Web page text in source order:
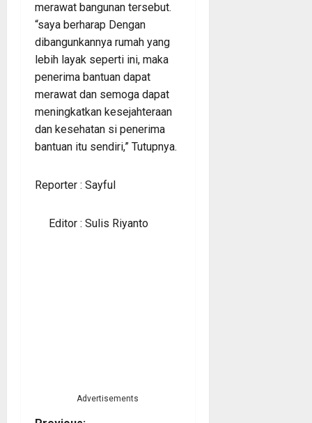
merawat bangunan tersebut.
“saya berharap Dengan
dibangunkannya rumah yang
lebih layak seperti ini, maka
penerima bantuan dapat
merawat dan semoga dapat
meningkatkan kesejahteraan
dan kesehatan si penerima
bantuan itu sendiri,” Tutupnya.
Reporter : Sayful
Editor : Sulis Riyanto
Advertisements